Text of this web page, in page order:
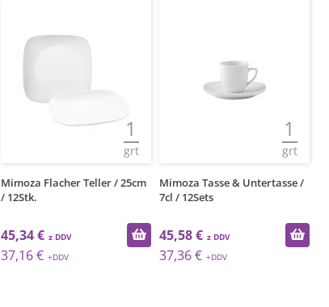
1
grt
Mimoza Flacher Teller / 25cm
/ 12Stk.
45,34 €
37,16 €
1
grt
Mimoza Tasse & Untertasse /
7cl / 12Sets
45,58 €
37,36 €